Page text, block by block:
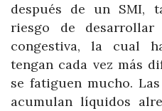
después de un SMI,
riesgo de desarrollar
congestiva, la cual
tengan cada vez más
se fatiguen mucho.
acumulan líquidos